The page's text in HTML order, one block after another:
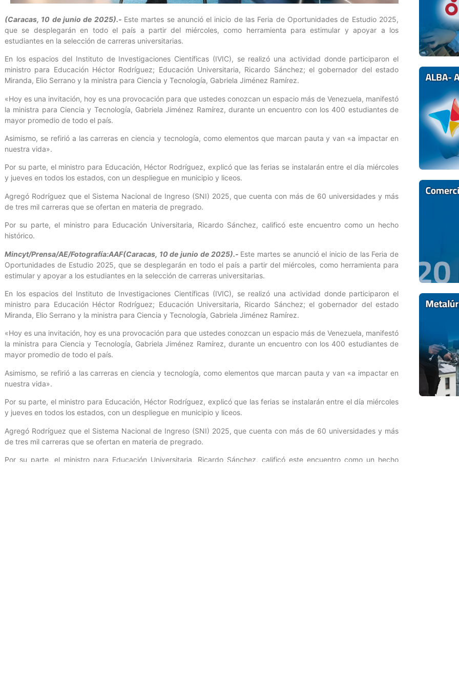
(Caracas, 10 de junio de 2025).- Este martes se anunció el inicio de las Feria de Oportunidades de Estudio 2025,
que se desplegarán en todo el país a partir del miércoles, como herramienta para estimular y apoyar a los
estudiantes en la selección de carreras universitarias.
En los espacios del Instituto de Investigaciones Científicas (IVIC), se realizó una actividad donde participaron el
ministro para Educación Héctor Rodríguez; Educación Universitaria, Ricardo Sánchez; el gobernador del estado
Miranda, Elio Serrano y la ministra para Ciencia y Tecnología, Gabriela Jiménez Ramírez.
«Hoy es una invitación, hoy es una provocación para que ustedes conozcan un espacio más de Venezuela, manifestó
la ministra para Ciencia y Tecnología, Gabriela Jiménez Ramírez, durante un encuentro con los 400 estudiantes de
mayor promedio de todo el país.
Asimismo, se refirió a las carreras en ciencia y tecnología, como elementos que marcan pauta y van «a impactar en
nuestra vida».
Por su parte, el ministro para Educación, Héctor Rodríguez, explicó que las ferias se instalarán entre el día miércoles
y jueves en todos los estados, con un despliegue en municipio y liceos.
Agregó Rodríguez que el Sistema Nacional de Ingreso (SNI) 2025, que cuenta con más de 60 universidades y más
de tres mil carreras que se ofertan en materia de pregrado.
Por su parte, el ministro para Educación Universitaria, Ricardo Sánchez, calificó este encuentro como un hecho
histórico.
Mincyt/Prensa/AE/Fotografía:AAF(Caracas, 10 de junio de 2025).- Este martes se anunció el inicio de las Feria de
Oportunidades de Estudio 2025, que se desplegarán en todo el país a partir del miércoles, como herramienta para
estimular y apoyar a los estudiantes en la selección de carreras universitarias.
En los espacios del Instituto de Investigaciones Científicas (IVIC), se realizó una actividad donde participaron el
ministro para Educación Héctor Rodríguez; Educación Universitaria, Ricardo Sánchez; el gobernador del estado
Miranda, Elio Serrano y la ministra para Ciencia y Tecnología, Gabriela Jiménez Ramírez.
«Hoy es una invitación, hoy es una provocación para que ustedes conozcan un espacio más de Venezuela, manifestó
la ministra para Ciencia y Tecnología, Gabriela Jiménez Ramírez, durante un encuentro con los 400 estudiantes de
mayor promedio de todo el país.
Asimismo, se refirió a las carreras en ciencia y tecnología, como elementos que marcan pauta y van «a impactar en
nuestra vida».
Por su parte, el ministro para Educación, Héctor Rodríguez, explicó que las ferias se instalarán entre el día miércoles
y jueves en todos los estados, con un despliegue en municipio y liceos.
Agregó Rodríguez que el Sistema Nacional de Ingreso (SNI) 2025, que cuenta con más de 60 universidades y más
de tres mil carreras que se ofertan en materia de pregrado.
Por su parte, el ministro para Educación Universitaria, Ricardo Sánchez, calificó este encuentro como un hecho